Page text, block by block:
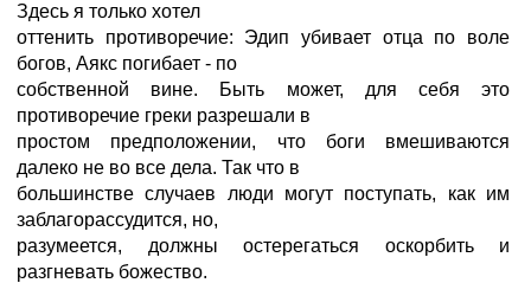
Здесь я только хотел
оттенить противоречие: Эдип убивает отца по воле
богов, Аякс погибает - по
собственной вине. Быть может, для себя это
противоречие греки разрешали в
простом предположении, что боги вмешиваются
далеко не во все дела. Так что в
большинстве случаев люди могут поступать, как им
заблагорассудится, но,
разумеется, должны остерегаться оскорбить и
разгневать божество.